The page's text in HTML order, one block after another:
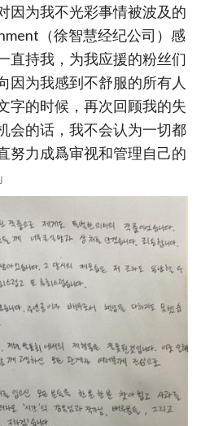
因为我不光彩事情被波及的
（徐智慧经纪公司）感
直持我，为我应援的粉丝们
因为我感到不舒服的所有人
字的时候，再次回顾我的失
会的话，我不会认为一切都
努力成爲审视和管理自己的